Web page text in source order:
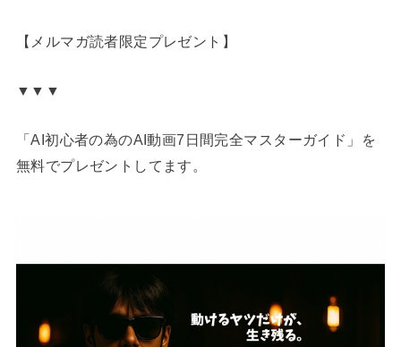
【メルマガ読者限定プレゼント】
▼▼▼
「AI初心者の為のAI動画7日間完全マスターガイド」を
無料でプレゼントしてます。